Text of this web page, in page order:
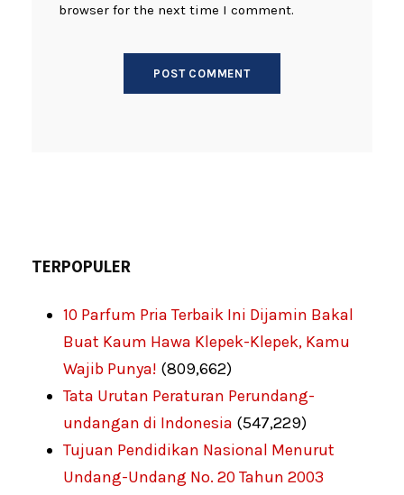
browser for the next time I comment.
TERPOPULER
10 Parfum Pria Terbaik Ini Dijamin Bakal
Buat Kaum Hawa Klepek-Klepek, Kamu
Wajib Punya! (809,662)
Tata Urutan Peraturan Perundang-
undangan di Indonesia (547,229)
Tujuan Pendidikan Nasional Menurut
Undang-Undang No. 20 Tahun 2003